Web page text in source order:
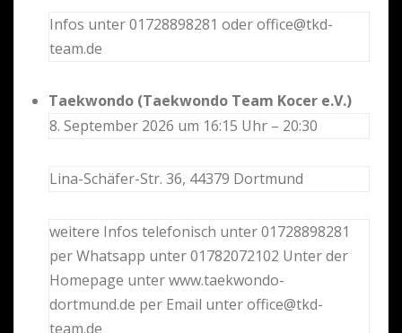
Infos unter 01728898281 oder office@tkd-
team.de
Taekwondo (Taekwondo Team Kocer e.V.)
8. September 2026 um 16:15 Uhr – 20:30
Lina-Schäfer-Str. 36, 44379 Dortmund
weitere Infos telefonisch unter 01728898281
per Whatsapp unter 01782072102 Unter der
Homepage unter www.taekwondo-
dortmund.de per Email unter office@tkd-
team.de